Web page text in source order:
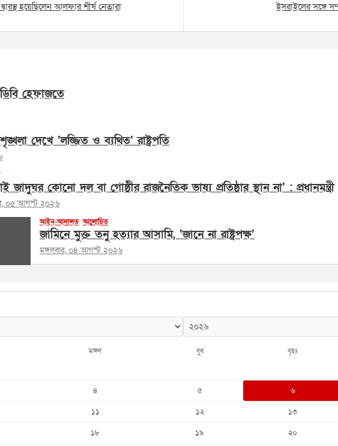
হয়েছিলেন আলফার শীর্ষ নেতারা ইসরাইলের সঙ্গে
হেফাজতে
দেখে ‘লজ্জিত ও ব্যথিত’ রাষ্ট্রপতি
জাদুঘর কোনো দল বা গোষ্ঠীর রাজনৈতিক ভাষ্য প্রতিষ্ঠার স্থান না’ : প্রধানমন্ত্রী
০৫ আগস্ট ২০২৬
আইন-আদালত আলোচিত
জামিনে মুক্ত তনু হত্যার আসামি, ‘জানে না রাষ্ট্রপক্ষ’
মঙ্গলবার, ০৪ আগস্ট ২০২৬
মঙ্গল বুধ বৃহঃ
৪ ৫ ৬
১১ ১২ ১৩
১৮ ১৯ ২০